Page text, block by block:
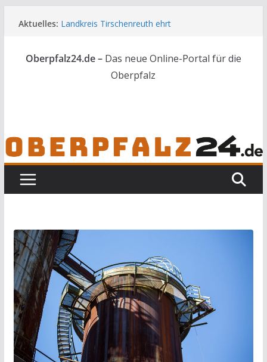
Inhalt
Aktuelles: Landkreis Tirschenreuth ehrt
Deutsch-amerikanischer Schüleraustausch zu
Gast im Landratsamt
Vater und Sohn mit Waffen und Böllern erwischt
Oberpfalz24.de – Das neue Online-Portal für die
Oberpfalz